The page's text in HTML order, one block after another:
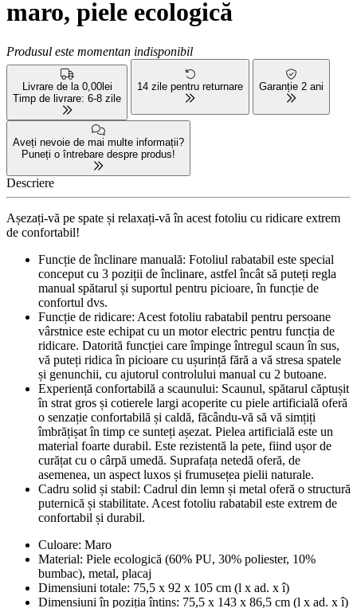
maro, piele ecologică
Produsul este momentan indisponibil
Livrare de la 0,00lei
Timp de livrare: 6-8 zile
14 zile pentru returnare Garanție 2 ani
Aveți nevoie de mai multe informații?
Puneți o întrebare despre produs!
Descriere
Așezați-vă pe spate și relaxați-vă în acest fotoliu cu ridicare extrem
de confortabil!
Funcție de înclinare manuală: Fotoliul rabatabil este special
conceput cu 3 poziții de înclinare, astfel încât să puteți regla
manual spătarul și suportul pentru picioare, în funcție de
confortul dvs.
Funcție de ridicare: Acest fotoliu rabatabil pentru persoane
vârstnice este echipat cu un motor electric pentru funcția de
ridicare. Datorită funcției care împinge întregul scaun în sus,
vă puteți ridica în picioare cu ușurință fără a vă stresa spatele
și genunchii, cu ajutorul controlului manual cu 2 butoane.
Experiență confortabilă a scaunului: Scaunul, spătarul căptușit
în strat gros și cotierele largi acoperite cu piele artificială oferă
o senzație confortabilă și caldă, făcându-vă să vă simțiți
îmbrățișat în timp ce sunteți așezat. Pielea artificială este un
material foarte durabil. Este rezistentă la pete, fiind ușor de
curățat cu o cârpă umedă. Suprafața netedă oferă, de
asemenea, un aspect luxos și frumusețea pielii naturale.
Cadru solid și stabil: Cadrul din lemn și metal oferă o structură
puternică și stabilitate. Acest fotoliu rabatabil este extrem de
confortabil și durabil.
Culoare: Maro
Material: Piele ecologică (60% PU, 30% poliester, 10%
bumbac), metal, placaj
Dimensiuni totale: 75,5 x 92 x 105 cm (l x ad. x î)
Dimensiuni în poziția întins: 75,5 x 143 x 86,5 cm (l x ad. x î)